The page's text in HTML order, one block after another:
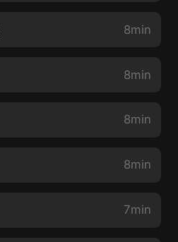
8min
8min
8min
8min
7min